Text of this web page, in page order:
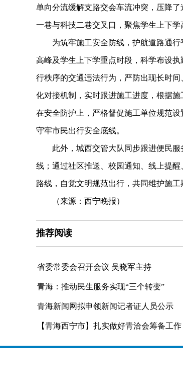
单向分流缓解支路交会车流冲突，压降
一巷与科技二巷交叉口，聚焦学生上下
为筑牢施工安全防线，护航道路通行
高峰及学生上下学重点时段，科学布设
行秩序的交通违法行为，严防出现长时
化对接机制，实时跟进施工进度，根据
在安全防护上，严格督促施工单位规范
守牢市民出行安全底线。
此外，城西交管大队同步跟进便民服
线；通过社区推送、校园通知、线上提
路线，自觉文明规范出行，共同维护施工
（来源：西宁晚报）
推荐阅读
省委常委会召开会议 吴晓军主持
青海：推动民生服务实现“三个转变”
青海新闻网拟申领新闻记者证人员公示
【青海西宁市】扎实做好青洽会筹备工作